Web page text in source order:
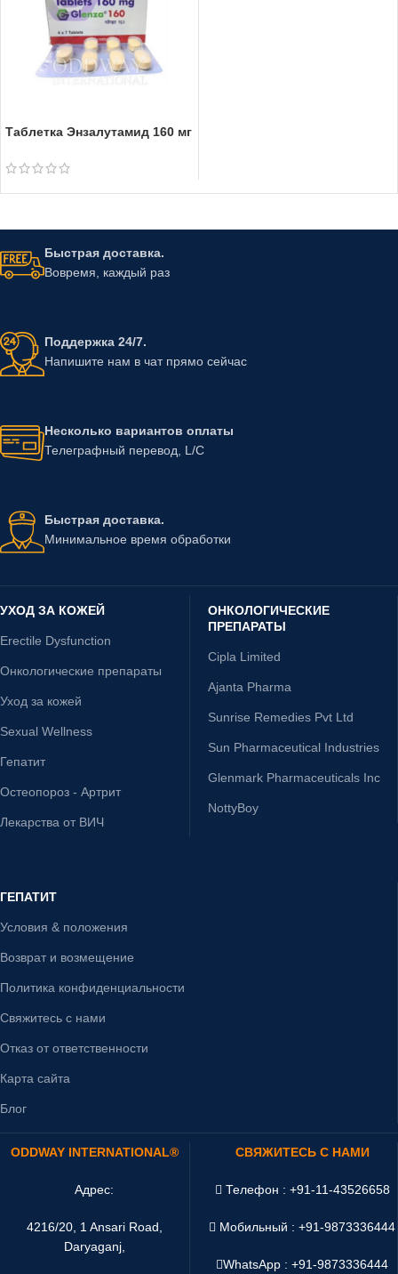
Таблетка Энзалутамид 160 мг
Быстрая доставка.
Вовремя, каждый раз
Поддержка 24/7.
Напишите нам в чат прямо сейчас
Несколько вариантов оплаты
Телеграфный перевод, L/C
Быстрая доставка.
Минимальное время обработки
УХОД ЗА КОЖЕЙ
Erectile Dysfunction
Онкологические препараты
Уход за кожей
Sexual Wellness
Гепатит
Остеопороз - Артрит
Лекарства от ВИЧ
ОНКОЛОГИЧЕСКИЕ
ПРЕПАРАТЫ
Cipla Limited
Ajanta Pharma
Sunrise Remedies Pvt Ltd
Sun Pharmaceutical Industries
Glenmark Pharmaceuticals Inc
NottyBoy
ГЕПАТИТ
Условия & положения
Возврат и возмещение
Политика конфиденциальности
Свяжитесь с нами
Отказ от ответственности
Карта сайта
Блог
ODDWAY INTERNATIONAL®
Адрес:
4216/20, 1 Ansari Road,
Daryaganj,
СВЯЖИТЕСЬ С НАМИ
Телефон : +91-11-43526658
Мобильный : +91-9873336444
WhatsApp :+91-9873336444